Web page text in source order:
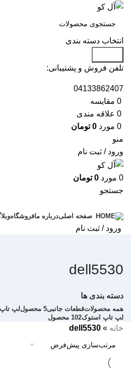
انتخاب دسته بندی
تلفن فروش و پشتیبانی:
04133862407
0 مقايسه
0 علاقه مندی
0 مورد 0 تومان
منو
ورود / ثبت نام
0 مورد 0 تومان
جستجو
صفحه اصلیدرباره مافروشگاه
ورود / ثبت نام
dell5530
دسته بندی ها
همه محصولاتقطعات جانبی5 محصول لپ تاپ
لپ تاپ استوک102 محصول
خانه »
dell5530